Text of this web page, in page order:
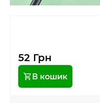
52 Грн
В кошик